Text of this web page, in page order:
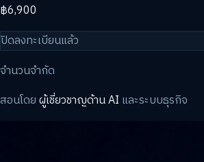
฿6,900
ปิดลงทะเบียนแล้ว
จำนวนจำกัด
สอนโดยผู้เชี่ยวชาญด้าน AI และระบบธุรกิจ